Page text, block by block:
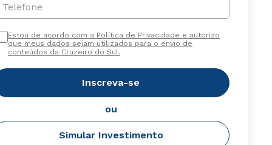
Telefone
Estou de acordo com a Política de Privacidade e autorizo
que meus dados sejam utilizados para o envio de
conteúdos da Cruzeiro do Sul.
Inscreva-se
ou
Simular Investimento